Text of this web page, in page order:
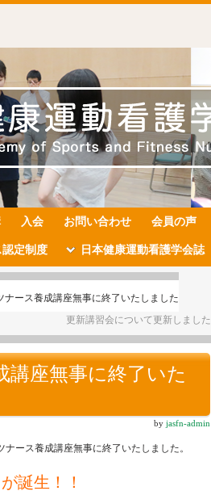
入会 お問い合わせ 会員の声
定制度 日本健康運動看護学会誌
ナース養成講座無事に終了いたしました
更新講習会について更新しました
座無事に終了いた
by jasfn-admin
ース養成講座無事に終了いたしました。
誕生！！